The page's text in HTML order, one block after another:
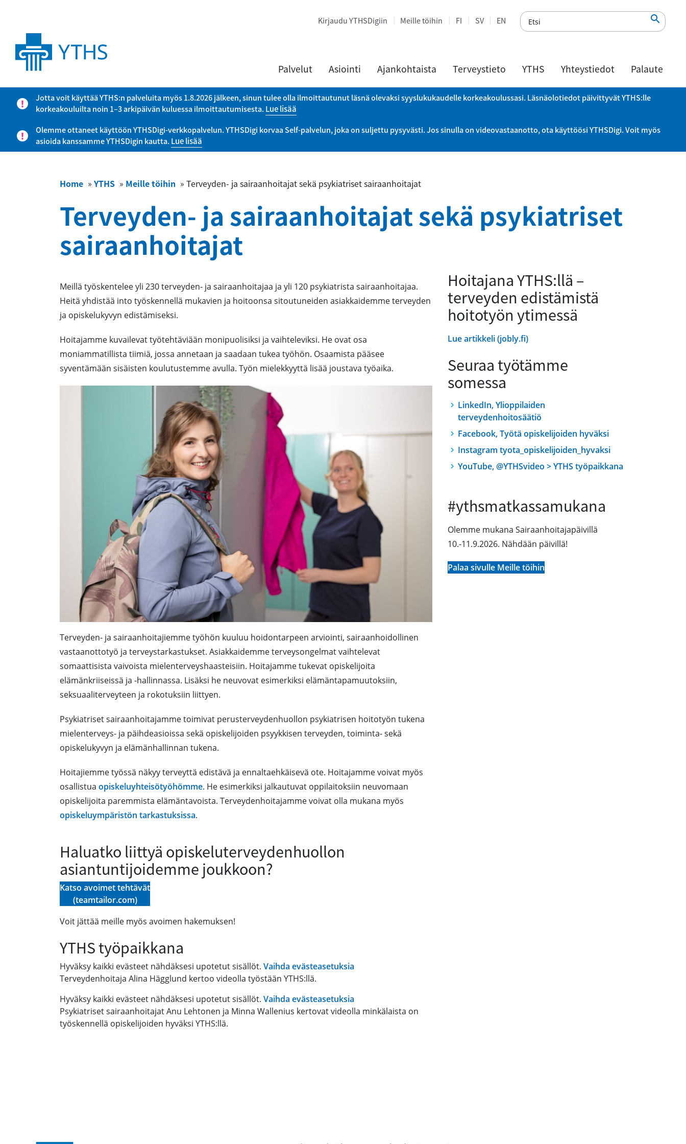
Kirjaudu YTHSDigiin Meille töihin FI SV EN 
Palvelut Asiointi Ajankohtaista Terveystieto YTHS Yhteystiedot Palaute
Jotta voit käyttää YTHS:n palveluita myös 1.8.2026 jälkeen, sinun tulee olla ilmoittautunut läsnä olevaksi syyslukukaudelle korkeakoulussasi. Läsnäolotiedot päivittyvät YTHS:lle
korkeakouluilta noin 1–3 arkipäivän kuluessa ilmoittautumisesta.Lue lisää
Olemme ottaneet käyttöön YTHSDigi-verkkopalvelun. YTHSDigi korvaa Self-palvelun, joka on suljettu pysyvästi. Jos sinulla on videovastaanotto, ota käyttöösi YTHSDigi. Voit myös
asioida kanssamme YTHSDigin kautta.Lue lisää
Home » YTHS » Meille töihin » Terveyden- ja sairaanhoitajat sekä psykiatriset sairaanhoitajat
Terveyden- ja sairaanhoitajat sekä psykiatriset
sairaanhoitajat
Meillä työskentelee yli 230 terveyden- ja sairaanhoitajaa ja yli 120 psykiatrista sairaanhoitajaa.
Heitä yhdistää into työskennellä mukavien ja hoitoonsa sitoutuneiden asiakkaidemme terveyden
ja opiskelukyvyn edistämiseksi.
Hoitajamme kuvailevat työtehtäviään monipuolisiksi ja vaihteleviksi. He ovat osa
moniammatillista tiimiä, jossa annetaan ja saadaan tukea työhön. Osaamista pääsee
syventämään sisäisten koulutustemme avulla. Työn mielekkyyttä lisää joustava työaika.
Terveyden- ja sairaanhoitajiemme työhön kuuluu hoidontarpeen arviointi, sairaanhoidollinen
vastaanottotyö ja terveystarkastukset. Asiakkaidemme terveysongelmat vaihtelevat
somaattisista vaivoista mielenterveyshaasteisiin. Hoitajamme tukevat opiskelijoita
elämänkriiseissä ja -hallinnassa. Lisäksi he neuvovat esimerkiksi elämäntapamuutoksiin,
seksuaaliterveyteen ja rokotuksiin liittyen.
Psykiatriset sairaanhoitajamme toimivat perusterveydenhuollon psykiatrisen hoitotyön tukena
mielenterveys- ja päihdeasioissa sekä opiskelijoiden psyykkisen terveyden, toiminta- sekä
opiskelukyvyn ja elämänhallinnan tukena.
Hoitajiemme työssä näkyy terveyttä edistävä ja ennaltaehkäisevä ote. Hoitajamme voivat myös
osallistua opiskeluyhteisötyöhömme. He esimerkiksi jalkautuvat oppilaitoksiin neuvomaan
opiskelijoita paremmista elämäntavoista. Terveydenhoitajamme voivat olla mukana myös
opiskeluympäristön tarkastuksissa.
Haluatko liittyä opiskeluterveydenhuollon
asiantuntijoidemme joukkoon?
Katso avoimet tehtävät
(teamtailor.com)
Voit jättää meille myös avoimen hakemuksen!
YTHS työpaikkana
Hyväksy kaikki evästeet nähdäksesi upotetut sisällöt. Vaihda evästeasetuksia
Terveydenhoitaja Alina Hägglund kertoo videolla työstään YTHS:llä.
Hyväksy kaikki evästeet nähdäksesi upotetut sisällöt. Vaihda evästeasetuksia
Psykiatriset sairaanhoitajat Anu Lehtonen ja Minna Wallenius kertovat videolla minkälaista on
työskennellä opiskelijoiden hyväksi YTHS:llä.
Hoitajana YTHS:llä –
terveyden edistämistä
hoitotyön ytimessä
Lue artikkeli (jobly.fi)
Seuraa työtämme
somessa
LinkedIn, Ylioppilaiden
terveydenhoitosäätiö
Facebook, Työtä opiskelijoiden hyväksi
Instagram tyota_opiskelijoiden_hyvaksi
YouTube, @YTHSvideo > YTHS työpaikkana
#ythsmatkassamukana
Olemme mukana Sairaanhoitajapäivillä
10.-11.9.2026. Nähdään päivillä!
Palaa sivulle Meille töihin